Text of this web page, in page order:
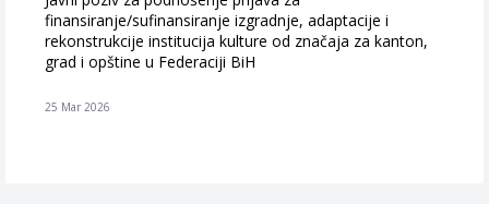
finansiranje/sufinansiranje izgradnje, adaptacije i
rekonstrukcije institucija kulture od značaja za kanton,
grad i opštine u Federaciji BiH
25 Mar 2026